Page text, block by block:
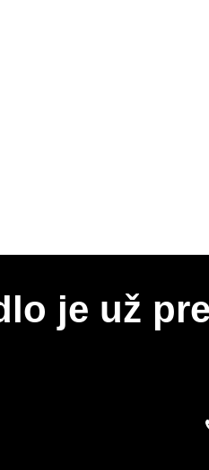
je už